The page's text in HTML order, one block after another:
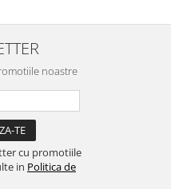
noastre
cu promotiile
in Politica de